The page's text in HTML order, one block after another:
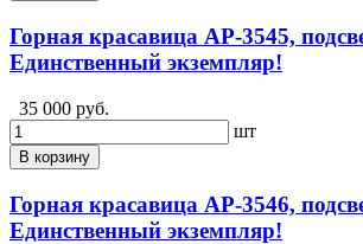
Горная красавица АР-3545,
Единственный экземпляр!
35 000 руб.
шт
В корзину
Горная красавица АР-3546,
Единственный экземпляр!